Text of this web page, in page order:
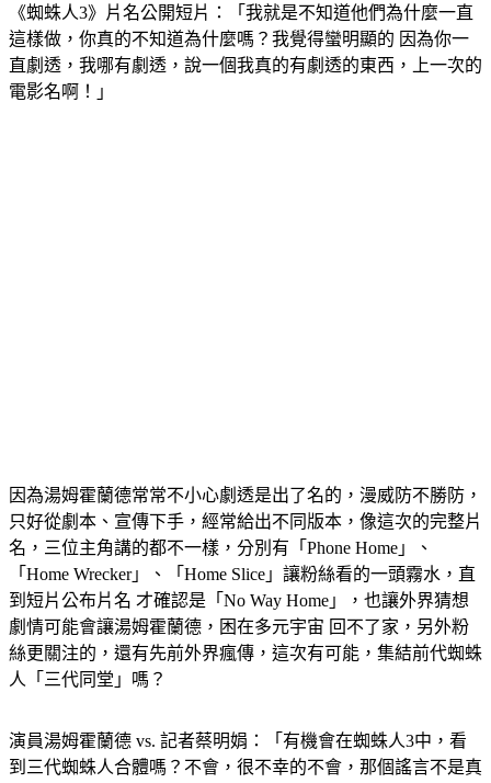
《蜘蛛人3》片名公開短片：「我就是不知道他們為什麼一直
這樣做，你真的不知道為什麼嗎？我覺得蠻明顯的 因為你一
直劇透，我哪有劇透，說一個我真的有劇透的東西，上一次的
電影名啊！」
因為湯姆霍蘭德常常不小心劇透是出了名的，漫威防不勝防，
只好從劇本、宣傳下手，經常給出不同版本，像這次的完整片
名，三位主角講的都不一樣，分別有「Phone Home」、
「Home Wrecker」、「Home Slice」讓粉絲看的一頭霧水，直
到短片公布片名 才確認是「No Way Home」，也讓外界猜想
劇情可能會讓湯姆霍蘭德，困在多元宇宙 回不了家，另外粉
絲更關注的，還有先前外界瘋傳，這次有可能，集結前代蜘蛛
人「三代同堂」嗎？
演員湯姆霍蘭德 vs. 記者蔡明娟：「有機會在蜘蛛人3中，看
到三代蜘蛛人合體嗎？不會，很不幸的不會，那個謠言不是真